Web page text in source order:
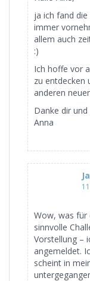
ja ich fand
immer
allem auch
:)
Ich hoffe vor
zu entdecken
anderen
Danke dir
Anna
Wow, was für
sinnvolle
Vorstellung –
angemeldet.
scheint in